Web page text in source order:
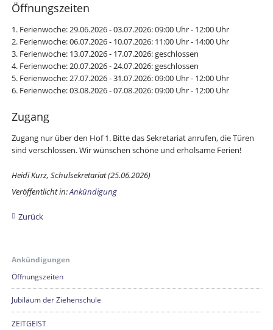
Öffnungszeiten
1. Ferienwoche: 29.06.2026 - 03.07.2026: 09:00 Uhr - 12:00 Uhr
2. Ferienwoche: 06.07.2026 - 10.07.2026: 11:00 Uhr - 14:00 Uhr
3. Ferienwoche: 13.07.2026 - 17.07.2026: geschlossen
4. Ferienwoche: 20.07.2026 - 24.07.2026: geschlossen
5. Ferienwoche: 27.07.2026 - 31.07.2026: 09:00 Uhr - 12:00 Uhr
6. Ferienwoche: 03.08.2026 - 07.08.2026: 09:00 Uhr - 12:00 Uhr
Zugang
Zugang nur über den Hof 1. Bitte das Sekretariat anrufen, die Türen
sind verschlossen. Wir wünschen schöne und erholsame Ferien!
Heidi Kurz, Schulsekretariat (25.06.2026)
Veröffentlicht in:Ankündigung
Zurück
Ankündigungen
Öffnungszeiten
Jubiläum der Ziehenschule
ZEITGEIST